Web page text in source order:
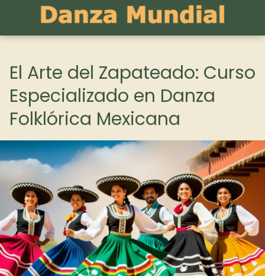
El Arte del Zapateado: Curso
Especializado en Danza
Folklórica Mexicana